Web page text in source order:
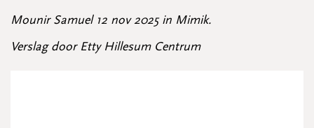
Mounir Samuel 12 nov 2025 in Mimik.
Verslag door Etty Hillesum Centrum